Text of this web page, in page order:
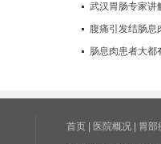
武汉胃肠专家讲
腹痛引发结肠息
肠息肉患者大都
首页 医院概况 胃部